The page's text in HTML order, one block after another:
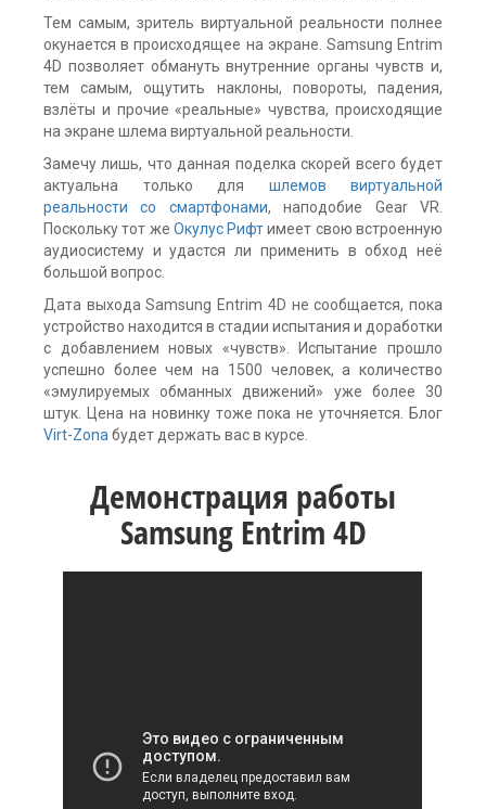
Тем самым, зритель виртуальной реальности полнее
окунается в происходящее на экране. Samsung Entrim
4D позволяет обмануть внутренние органы чувств и,
тем самым, ощутить наклоны, повороты, падения,
взлёты и прочие «реальные» чувства, происходящие
на экране шлема виртуальной реальности.
Замечу лишь, что данная поделка скорей всего будет
актуальна только для шлемов виртуальной
реальности со смартфонами, наподобие Gear VR.
Поскольку тот же Окулус Рифтимеет свою встроенную
аудиосистему и удастся ли применить в обход неё
большой вопрос.
Дата выхода Samsung Entrim 4D не сообщается, пока
устройство находится в стадии испытания и доработки
с добавлением новых «чувств». Испытание прошло
успешно более чем на 1500 человек, а количество
«эмулируемых обманных движений» уже более 30
штук. Цена на новинку тоже пока не уточняется. Блог
Virt-Zona будет держать вас в курсе.
Демонстрация работы
Samsung Entrim 4D